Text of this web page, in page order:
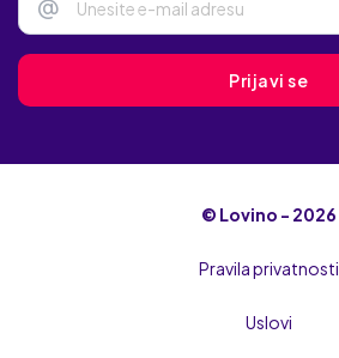
Prijavi se
© Lovino - 2026
Pravila privatnosti
Uslovi